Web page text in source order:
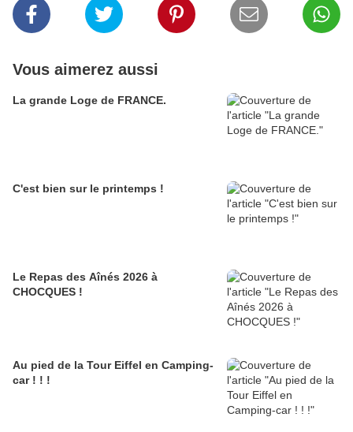
Vous aimerez aussi
La grande Loge de FRANCE.
C'est bien sur le printemps !
Le Repas des Aînés 2026 à
CHOCQUES !
Au pied de la Tour Eiffel en Camping-
car ! ! !